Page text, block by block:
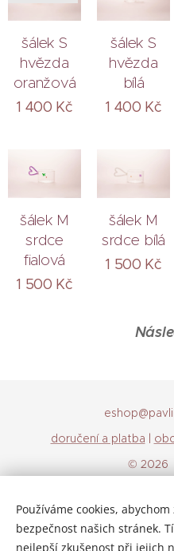
šálek S
hvězda
oranžová
1 400 Kč
šálek S
hvězda
bílá
1 400 Kč
šálek M
srdce
fialová
1 500 Kč
šálek M
srdce bílá
1 500 Kč
doručení a platba |
© 2026
Čeština
Používáme cookies,
bezpečnost našich stránek.
nejlepší zkušenost při jejich